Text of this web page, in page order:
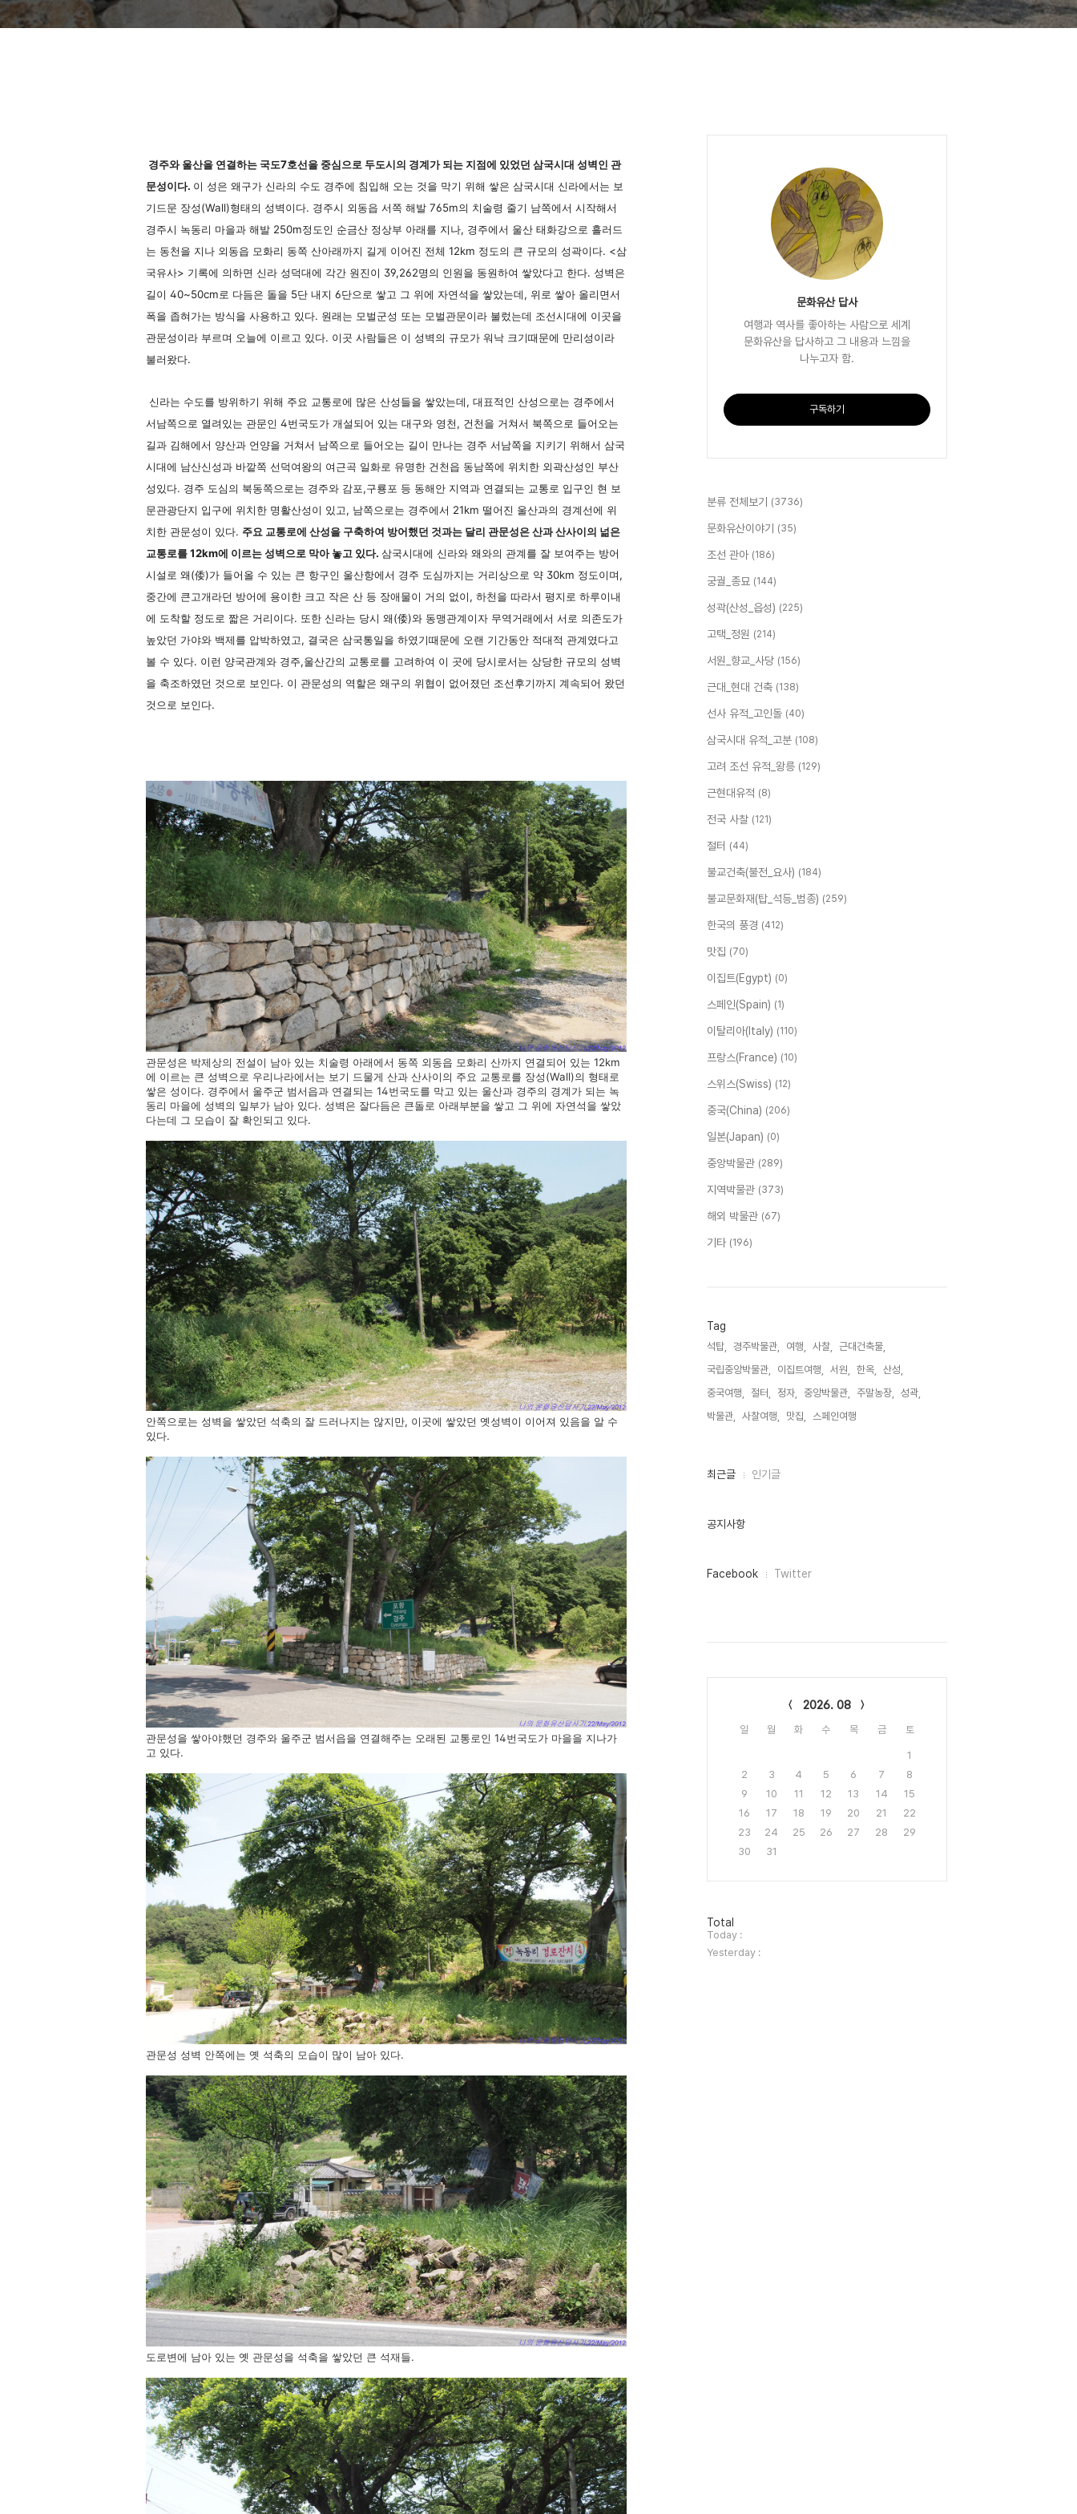
경주와 울산을 연결하는 국도7호선을 중심으로 두도시의 경계가 되는 지점에 있었던 삼국시대 성벽인 관
문성이다. 이 성은 왜구가 신라의 수도 경주에 침입해 오는 것을 막기 위해 쌓은 삼국시대 신라에서는 보
기드문 장성(Wall)형태의 성벽이다. 경주시 외동읍 서쪽 해발 765m의 치술령 줄기 남쪽에서 시작해서
경주시 녹동리 마을과 해발 250m정도인 순금산 정상부 아래를 지나, 경주에서 울산 태화강으로 흘러드
는 동천을 지나 외동읍 모화리 동쪽 산아래까지 길게 이어진 전체 12km 정도의 큰 규모의 성곽이다. <삼
국유사> 기록에 의하면 신라 성덕대에 각간 원진이 39,262명의 인원을 동원하여 쌓았다고 한다. 성벽은
길이 40~50cm로 다듬은 돌을 5단 내지 6단으로 쌓고 그 위에 자연석을 쌓았는데, 위로 쌓아 올리면서
폭을 좁혀가는 방식을 사용하고 있다. 원래는 모벌군성 또는 모벌관문이라 불렀는데 조선시대에 이곳을
관문성이라 부르며 오늘에 이르고 있다. 이곳 사람들은 이 성벽의 규모가 워낙 크기때문에 만리성이라
불러왔다.
신라는 수도를 방위하기 위해 주요 교통로에 많은 산성들을 쌓았는데, 대표적인 산성으로는 경주에서
서남쪽으로 열려있는 관문인 4번국도가 개설되어 있는 대구와 영천, 건천을 거쳐서 북쪽으로 들어오는
길과 김해에서 양산과 언양을 거쳐서 남쪽으로 들어오는 길이 만나는 경주 서남쪽을 지키기 위해서 삼국
시대에 남산신성과 바깥쪽 선덕여왕의 여근곡 일화로 유명한 건천읍 동남쪽에 위치한 외곽산성인 부산
성있다. 경주 도심의 북동쪽으로는 경주와 감포,구룡포 등 동해안 지역과 연결되는 교통로 입구인 현 보
문관광단지 입구에 위치한 명활산성이 있고, 남쪽으로는 경주에서 21km 떨어진 울산과의 경계선에 위
치한 관문성이 있다. 주요 교통로에 산성을 구축하여 방어했던 것과는 달리 관문성은 산과 산사이의 넒은
교통로를 12km에 이르는 성벽으로 막아 놓고 있다. 삼국시대에 신라와 왜와의 관계를 잘 보여주는 방어
시설로 왜(倭)가 들어올 수 있는 큰 항구인 울산항에서 경주 도심까지는 거리상으로 약 30km 정도이며,
중간에 큰고개라던 방어에 용이한 크고 작은 산 등 장애물이 거의 없이, 하천을 따라서 평지로 하루이내
에 도착할 정도로 짧은 거리이다. 또한 신라는 당시 왜(倭)와 동맹관계이자 무역거래에서 서로 의존도가
높았던 가야와 백제를 압박하였고, 결국은 삼국통일을 하였기때문에 오랜 기간동안 적대적 관계였다고
볼 수 있다. 이런 양국관계와 경주,울산간의 교통로를 고려하여 이 곳에 당시로서는 상당한 규모의 성벽
을 축조하였던 것으로 보인다. 이 관문성의 역할은 왜구의 위협이 없어졌던 조선후기까지 계속되어 왔던
것으로 보인다.
관문성은 박제상의 전설이 남아 있는 치술령 아래에서 동쪽 외동읍 모화리 산까지 연결되어 있는 12km
에 이르는 큰 성벽으로 우리나라에서는 보기 드물게 산과 산사이의 주요 교통로를 장성(Wall)의 형태로
쌓은 성이다. 경주에서 울주군 범서읍과 연결되는 14번국도를 막고 있는 울산과 경주의 경계가 되는 녹
동리 마을에 성벽의 일부가 남아 있다. 성벽은 잘다듬은 큰돌로 아래부분을 쌓고 그 위에 자연석을 쌓았
다는데 그 모습이 잘 확인되고 있다.
안쪽으로는 성벽을 쌓았던 석축의 잘 드러나지는 않지만, 이곳에 쌓았던 옛성벽이 이어져 있음을 알 수
있다.
관문성을 쌓아야했던 경주와 울주군 범서읍을 연결해주는 오래된 교통로인 14번국도가 마을을 지나가
고 있다.
관문성 성벽 안쪽에는 옛 석축의 모습이 많이 남아 있다.
도로변에 남아 있는 옛 관문성을 석축을 쌓았던 큰 석재들.
문화유산 답사
여행과 역사를 좋아하는 사람으로 세계
문화유산을 답사하고 그 내용과 느낌을
나누고자 함.
구독하기
분류 전체보기 (3736)
문화유산이야기 (35)
조선 관아 (186)
궁궐_종묘 (144)
성곽(산성_읍성) (225)
고택_정원 (214)
서원_향교_사당 (156)
근대_현대 건축 (138)
선사 유적_고인돌 (40)
삼국시대 유적_고분 (108)
고려 조선 유적_왕릉 (129)
근현대유적 (8)
전국 사찰 (121)
절터 (44)
불교건축(불전_요사) (184)
불교문화재(탑_석등_범종) (259)
한국의 풍경 (412)
맛집 (70)
이집트(Egypt) (0)
스페인(Spain) (1)
이탈리아(Italy) (110)
프랑스(France) (10)
스위스(Swiss) (12)
중국(China) (206)
일본(Japan) (0)
중앙박물관 (289)
지역박물관 (373)
해외 박물관 (67)
기타 (196)
Tag
석탑, 경주박물관, 여행, 사찰,
근대건축물,
국립중앙박물관,
이집트여행, 서원, 한옥,
산성,
중국여행,
절터, 정자, 중앙박물관, 주말농장,
성곽,
박물관,
사찰여행, 맛집, 스페인여행,
최
인
최근글 인기글
공지사항
페
Facebook Twitter
2026. 08
일 월 화 수 목 금 토
1
2
3 4 5 6 7
8
9
10 11 12 13 14
15
16
17 18 19 20 21
22
23
24 25 26 27 28
29
30
31
방
문
자
수
Total
Today :
Yesterday :